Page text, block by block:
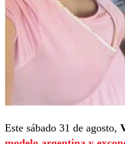
Este sábado 31 de agosto,